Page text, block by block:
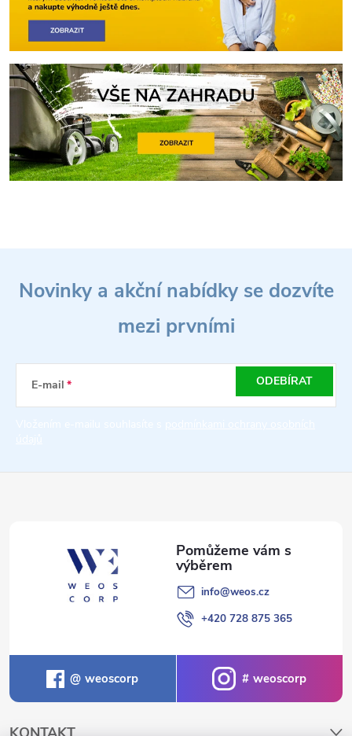
í
Novinky a akční nabídky se dozvíte
mezi prvními
E-mail ODEBÍRAT
info@weos.cz
+420 728 875 365
weoscorp weoscorp